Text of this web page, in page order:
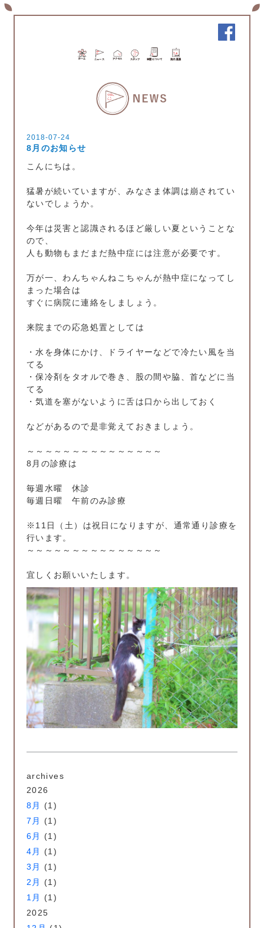
2018-07-24
8月のお知らせ
こんにちは。
猛暑が続いていますが、みなさま体調は崩されてい
ないでしょうか。
今年は災害と認識されるほど厳しい夏ということな
ので、
人も動物もまだまだ熱中症には注意が必要です。
万が一、わんちゃんねこちゃんが熱中症になってし
まった場合は
すぐに病院に連絡をしましょう。
来院までの応急処置としては
・水を身体にかけ、ドライヤーなどで冷たい風を当
てる
・保冷剤をタオルで巻き、股の間や脇、首などに当
てる
・気道を塞がないように舌は口から出しておく
などがあるので是非覚えておきましょう。
～～～～～～～～～～～～～～～
8月の診療は
毎週水曜 休診
毎週日曜 午前のみ診療
※11日（土）は祝日になりますが、通常通り診療を
行います。
～～～～～～～～～～～～～～～
宜しくお願いいたします。
archives
2026
8月
(1)
7月
(1)
6月
(1)
4月
(1)
3月
(1)
2月
(1)
1月
(1)
2025